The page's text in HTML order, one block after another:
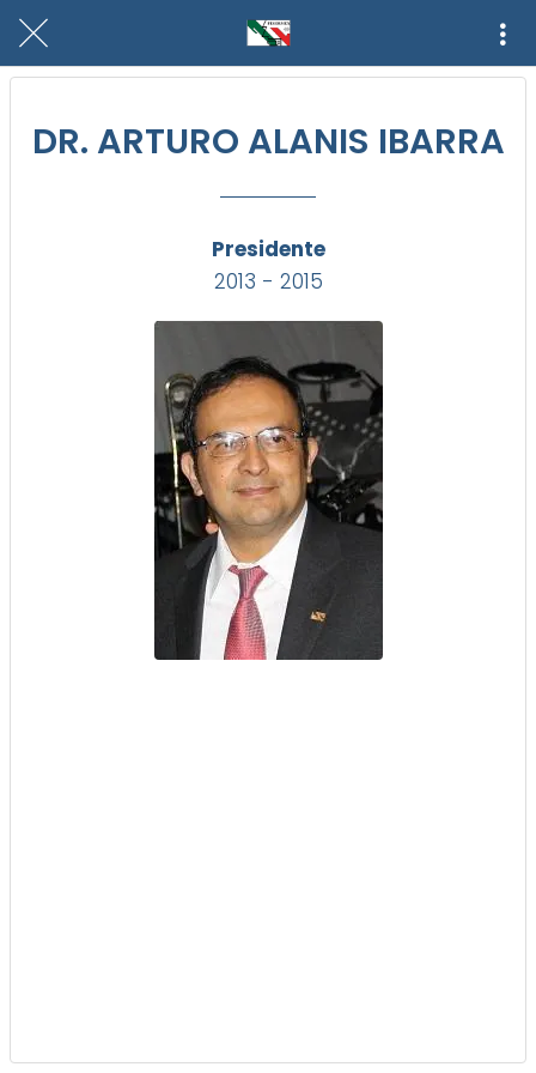
DR. ARTURO ALANIS IBARRA
Presidente
2013 - 2015